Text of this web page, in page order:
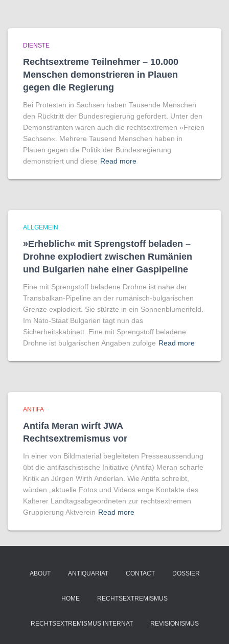
DIENSTE
Rechtsextreme Teilnehmer – 10.000
Menschen demonstrieren in Plauen
gegen die Regierung
Bei Protesten in Sachsen haben Tausende Menschen
den Rücktritt der Bundesregierung gefordert. Unter den
Demonstranten waren auch die rechtsextremen »Freien
Sachsen«. Mehrere Tausend Menschen haben in
Plauen gegen die Politik der Bundesregierung
demonstriert und diese Read more
ALLGEMEIN
»Erheblich« mit Sprengstoff beladen –
Drohne explodiert zwischen Rumänien
und Bulgarien nahe einer Gaspipeline
Eine mit Sprengstoff beladene Drohne ist nahe der
Transbalkan-Pipeline an der rumänisch-bulgarischen
Grenze explodiert. Sie stürzte in ein Sonnenblumenfeld.
Im Nato-Staat Bulgarien tagt nun das
Sicherheitskabinett. Eine mit Sprengstoff beladene
Drohne ist bulgarischen Angaben zufolge Read more
ANTIFA
Antifa Meran wirft JWA
Rechtsextremismus vor
In einer von Bildmaterial begleiteten Presseaussendung
übt die antifaschistische Initiative (Antifa) Meran scharfe
Kritik an Jürgen Wirth Anderlan. Wie Antifa schreibt,
würden „aktuelle Fotos und Videos enge Kontakte des
Kalterer Landtagsabgeordneten zur rechtsextremen
Gruppierung Aktverein Read more
ABOUT ANTIQUARIAT CONTACT DOSSIER
HOME RECHTSEXTREMISMUS
RECHTSEXTREMISMUS INTERNAT REVISIONISMUS